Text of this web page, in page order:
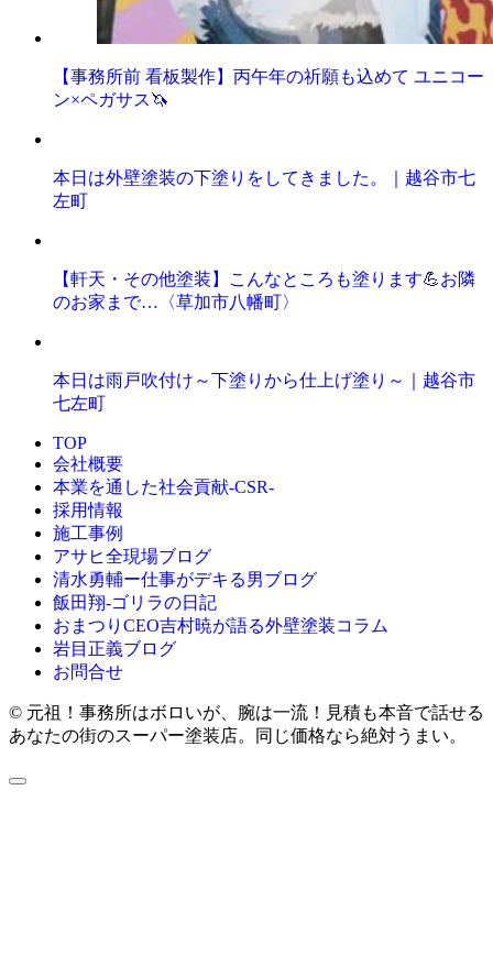
【事務所前 看板製作】丙午年の祈願も込めて ユニコー
ン×ペガサス🦄
本日は外壁塗装の下塗りをしてきました。｜越谷市七
左町
【軒天・その他塗装】こんなところも塗ります💪お隣
のお家まで…〈草加市八幡町〉
本日は雨戸吹付け～下塗りから仕上げ塗り～｜越谷市
七左町
TOP
会社概要
本業を通した社会貢献-CSR-
採用情報
施工事例
アサヒ全現場ブログ
清水勇輔ー仕事がデキる男ブログ
飯田翔-ゴリラの日記
おまつりCEO吉村暁が語る外壁塗装コラム
岩目正義ブログ
お問合せ
© 元祖！事務所はボロいが、腕は一流！見積も本音で話せる
あなたの街のスーパー塗装店。同じ価格なら絶対うまい。